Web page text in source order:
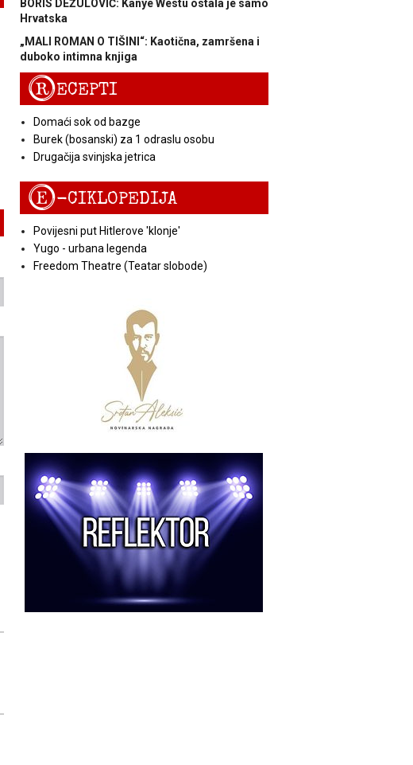
BORIS DEŽULOVIĆ: Kanye Westu ostala je samo
Hrvatska
„MALI ROMAN O TIŠINI“: Kaotična, zamršena i
duboko intimna knjiga
RECEPTI
Domaći sok od bazge
Burek (bosanski) za 1 odraslu osobu
Drugačija svinjska jetrica
E-CIKLOPEDIJA
Povijesni put Hitlerove 'klonje'
Yugo - urbana legenda
Freedom Theatre (Teatar slobode)